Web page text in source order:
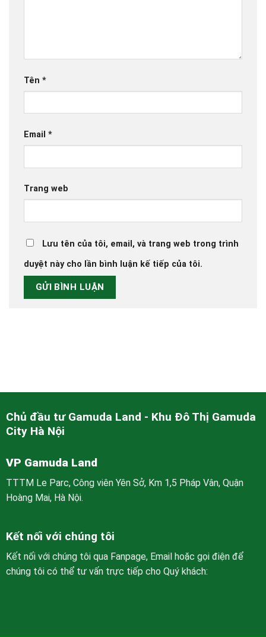
Tên *
Email *
Trang web
Lưu tên của tôi, email, và trang web trong trình
duyệt này cho lần bình luận kế tiếp của tôi.
Chủ đầu tư Gamuda Land - Khu Đô Thị Gamuda
City Hà Nội
VP Gamuda Land
TTTM Le Parc, Công viên Yên Sở, Km 1,5 Pháp Vân, Quận
Hoàng Mai, Hà Nội.
Kết nối với chúng tôi
Kết nối với chúng tôi qua Fanpage, Email hoặc gọi điện để
chúng tôi có thể tư vấn trực tiếp cho Quý khách: